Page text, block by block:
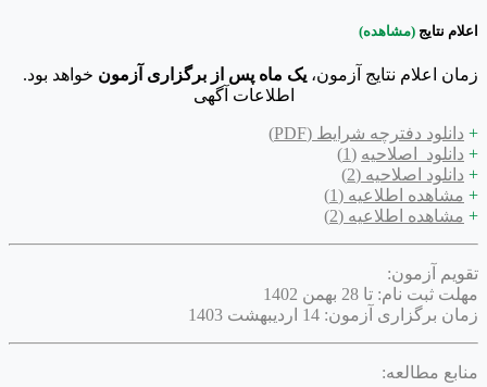
اعلام نتایج (مشاهده)
زمان اعلام نتایج آزمون، یک ماه پس از برگزاری آزمون خواهد بود.
اطلاعات آگهی
+ دانلود دفترچه شرایط (PDF)
+ دانلود اصلاحیه (1)
+ دانلود اصلاحیه (2)
+ مشاهده اطلاعیه (1)
+ مشاهده اطلاعیه (2)
تقویم آزمون:
مهلت ثبت نام: تا 28 بهمن 1402
زمان برگزاری آزمون: 14 اردیبهشت 1403
منابع مطالعه: